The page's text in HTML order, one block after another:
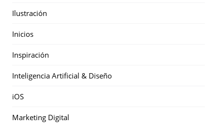
Ilustración
Inicios
Inspiración
Inteligencia Artificial & Diseño
iOS
Marketing Digital